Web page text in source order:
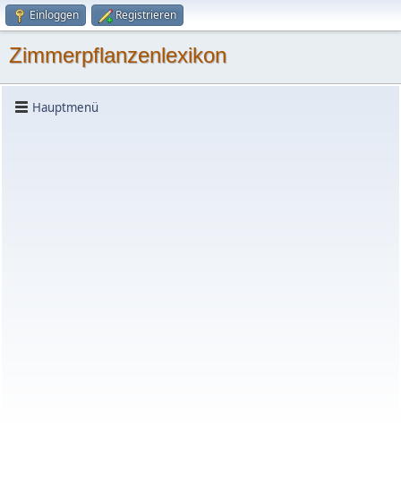
Einloggen Registrieren
Zimmerpflanzenlexikon
Hauptmenü